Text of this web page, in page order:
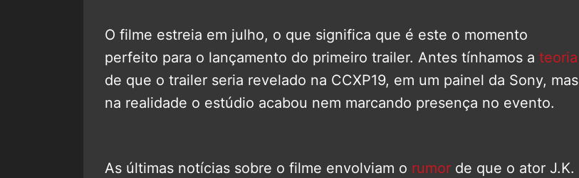
O filme estreia em julho, o que significa que é este o momento
perfeito para o lançamento do primeiro trailer. Antes tínhamos a teoria
de que o trailer seria revelado na CCXP19, em um painel da Sony, mas
na realidade o estúdio acabou nem marcando presença no evento.
As últimas notícias sobre o filme envolviam o rumor de que o ator J.K.